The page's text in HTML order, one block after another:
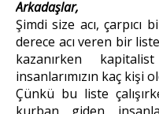
Arkadaşlar,
Şimdi size acı, çarpıcı
derece acı veren bir
kazanırken
insanlarımızın kaç kişi
Çünkü bu liste